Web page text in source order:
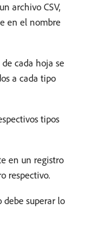
archivo CSV,
en el nombre
cada hoja se
a cada tipo
tipos
en un registro
respectivo.
debe superar lo